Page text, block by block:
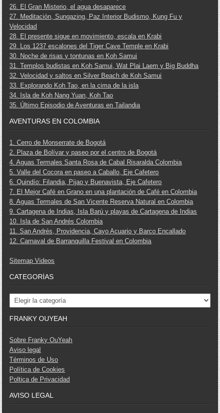
26. El Gran Misterio, el agua desaparece
27. Meditación, Sungazing, Paz Interior Budismo, Kung Fu y
Velocidad
28. El presente sigue en movimiento, escala en Krabi
29. Los 1237 escalones del Tiger Cave Temple en Krabi
30. Noche de risas y tontunas en Koh Samui
31. Templos budistas en Koh Samui, Wat Plai Laem y Big Buddha
32. Velocidad y saltos en Silver Beach de Koh Samui
33. Explorando Koh Tao, en la cima de la isla
34. Isla de Koh Nang Yuan, Koh Tao
35. Último Episodio de Aventuras en Tailandia
AVENTURAS EN COLOMBIA
1. Cerro de Monserrate de Bogotá
2. Plaza de Bolívar y paseo por el centro de Bogotá
4. Aguas Termales Santa Rosa de Cabal Risaralda Colombia
5. Valle del Cocora en paseo a Caballo, Eje Cafetero
6. Quindío: Filandia, Pijao y Buenavista, Eje Cafetero
7. El Mejor Café en Grano en una plantación de Café en Colombia
8. Aguas Termales de San Vicente Reserva Natural en Colombia
9. Cartagena de Indias, Isla Barú y playas de Cartagena de Indias
10. Isla de San Andrés Colombia
11. San Andrés, Providencia, Cayo Acuario y Barco Encallado
12. Carnaval de Barranquilla Festival en Colombia
Sitemap Videos
CATEGORÍAS
Categorías
FRANKY OUYEAH
Sobre Franky OuYeah
Aviso legal
Términos de Uso
Política de Cookies
Poltica de Privacidad
AVISO LEGAL